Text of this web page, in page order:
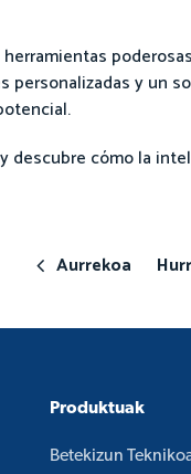
personalizadas y un
descubre cómo la
Aurrekoa
Produktuak
Betekizun